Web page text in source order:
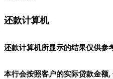
还款计算机
还款计算机所显示的结果仅供参
本行会按照客户的实际贷款金额